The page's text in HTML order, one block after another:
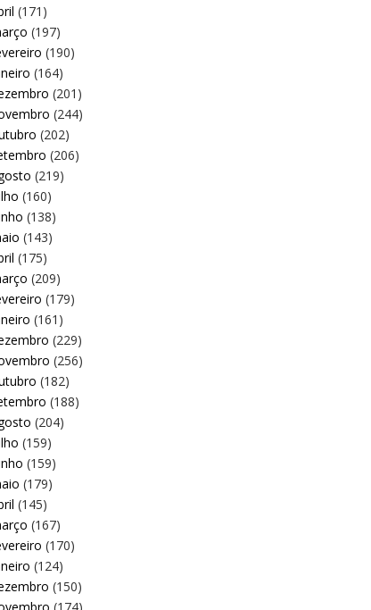
(171)
(197)
(190)
(164)
(201)
(244)
(202)
(206)
(219)
(160)
(138)
(143)
(175)
(209)
(179)
(161)
(229)
(256)
(182)
(188)
(204)
(159)
(159)
(179)
(145)
(167)
(170)
(124)
(150)
(174)